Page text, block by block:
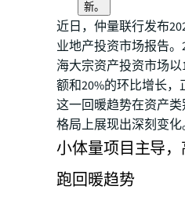
新。
近日，仲量联行发布
业地产投资市场报告
海大宗资产投资市场
额和20%的环比增长，
这一回暖趋势在资产
格局上展现出深刻变化
小体量项目主导
跑回暖趋势